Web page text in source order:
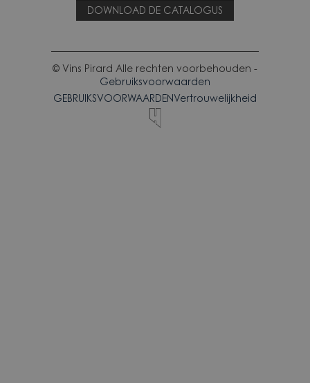
DOWNLOAD DE CATALOGUS
© Vins Pirard Alle rechten voorbehouden -
Gebruiksvoorwaarden
GEBRUIKSVOORWAARDENVertrouwelijkheid